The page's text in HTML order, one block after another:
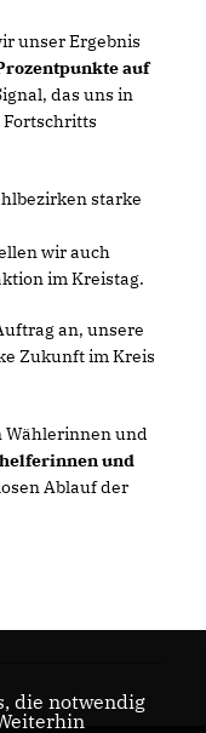
unser Ergebnis
auf
das uns in
starke
wir auch
im Kreistag.
an, unsere
Zukunft im Kreis
Wählerinnen und
und
Ablauf der
die notwendig